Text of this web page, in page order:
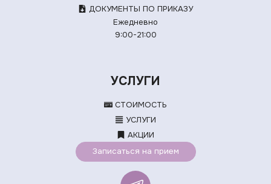
ДОКУМЕНТЫ ПО ПРИКАЗУ
Ежедневно
9:00-21:00
УСЛУГИ
СТОИМОСТЬ
УСЛУГИ
АКЦИИ
Записаться на прием